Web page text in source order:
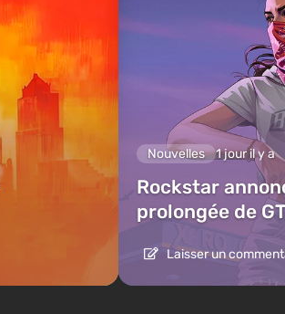
Nouvelles 1 jour il y a
Rockstar
prolongée de
Laisser un